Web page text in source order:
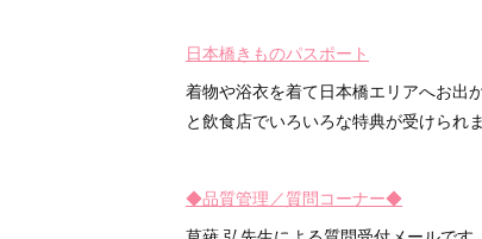
日本橋きものパスポート
着物や浴衣を着て日本橋エリアへお出
と飲食店でいろいろな特典が受けられ
◆品質管理／質問コーナー◆